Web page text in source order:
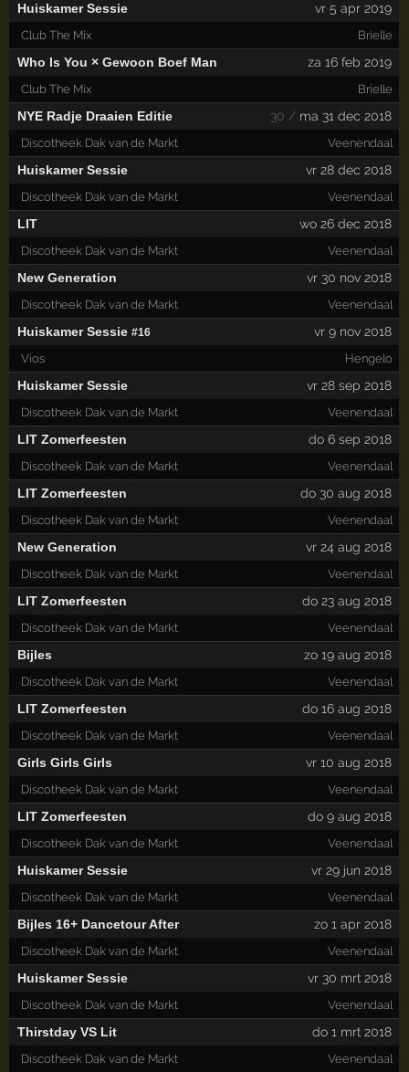
Huiskamer Sessie vr 5 apr 2019
Club The Mix Brielle
Who Is You × Gewoon Boef Man za 16 feb 2019
Club The Mix Brielle
NYE Radje Draaien Editie 30 /ma 31 dec 2018
Discotheek Dak van de Markt Veenendaal
Huiskamer Sessie vr 28 dec 2018
Discotheek Dak van de Markt Veenendaal
LIT wo 26 dec 2018
Discotheek Dak van de Markt Veenendaal
New Generation vr 30 nov 2018
Discotheek Dak van de Markt Veenendaal
Huiskamer Sessie #16 vr 9 nov 2018
Vios Hengelo
Huiskamer Sessie vr 28 sep 2018
Discotheek Dak van de Markt Veenendaal
LIT Zomerfeesten do 6 sep 2018
Discotheek Dak van de Markt Veenendaal
LIT Zomerfeesten do 30 aug 2018
Discotheek Dak van de Markt Veenendaal
New Generation vr 24 aug 2018
Discotheek Dak van de Markt Veenendaal
LIT Zomerfeesten do 23 aug 2018
Discotheek Dak van de Markt Veenendaal
Bijles zo 19 aug 2018
Discotheek Dak van de Markt Veenendaal
LIT Zomerfeesten do 16 aug 2018
Discotheek Dak van de Markt Veenendaal
Girls Girls Girls vr 10 aug 2018
Discotheek Dak van de Markt Veenendaal
LIT Zomerfeesten do 9 aug 2018
Discotheek Dak van de Markt Veenendaal
Huiskamer Sessie vr 29 jun 2018
Discotheek Dak van de Markt Veenendaal
Bijles 16+ Dancetour After zo 1 apr 2018
Discotheek Dak van de Markt Veenendaal
Huiskamer Sessie vr 30 mrt 2018
Discotheek Dak van de Markt Veenendaal
Thirstday VS Lit do 1 mrt 2018
Discotheek Dak van de Markt Veenendaal